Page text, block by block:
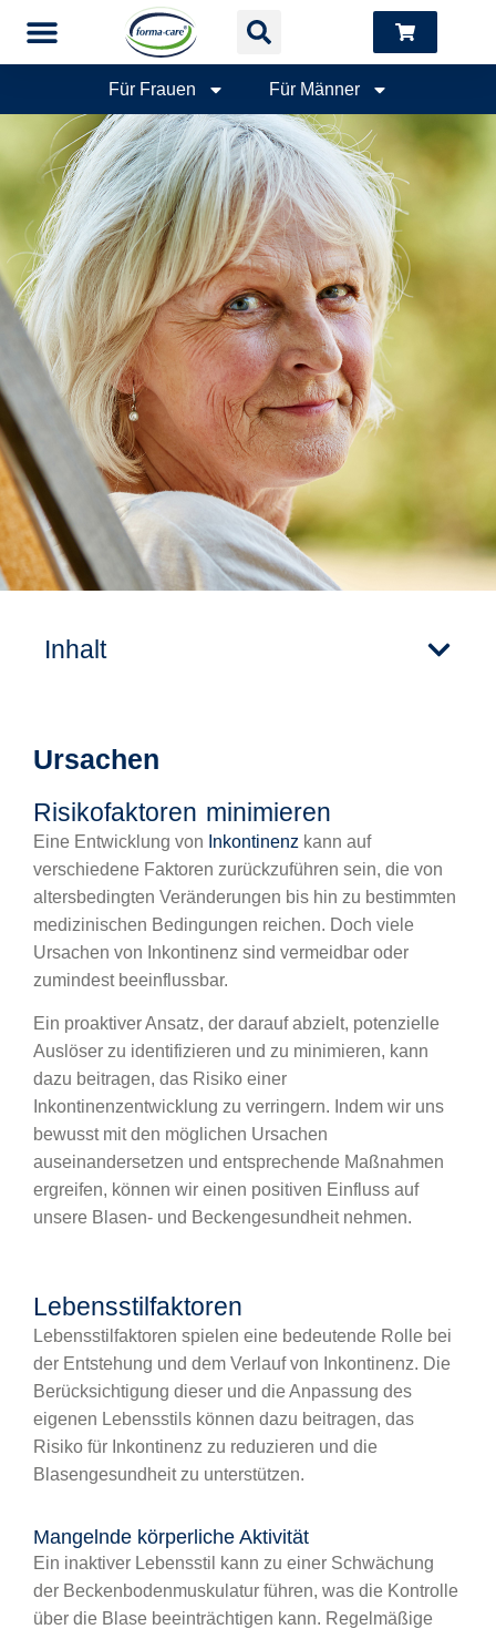
Für Frauen Für Männer
Inhalt
Ursachen
Risikofaktoren minimieren
Eine Entwicklung von Inkontinenz kann auf
verschiedene Faktoren zurückzuführen sein, die von
altersbedingten Veränderungen bis hin zu bestimmten
medizinischen Bedingungen reichen. Doch viele
Ursachen von Inkontinenz sind vermeidbar oder
zumindest beeinflussbar.
Ein proaktiver Ansatz, der darauf abzielt, potenzielle
Auslöser zu identifizieren und zu minimieren, kann
dazu beitragen, das Risiko einer
Inkontinenzentwicklung zu verringern. Indem wir uns
bewusst mit den möglichen Ursachen
auseinandersetzen und entsprechende Maßnahmen
ergreifen, können wir einen positiven Einfluss auf
unsere Blasen- und Beckengesundheit nehmen.
Lebensstilfaktoren
Lebensstilfaktoren spielen eine bedeutende Rolle bei
der Entstehung und dem Verlauf von Inkontinenz. Die
Berücksichtigung dieser und die Anpassung des
eigenen Lebensstils können dazu beitragen, das
Risiko für Inkontinenz zu reduzieren und die
Blasengesundheit zu unterstützen.
Mangelnde körperliche Aktivität
Ein inaktiver Lebensstil kann zu einer Schwächung
der Beckenbodenmuskulatur führen, was die Kontrolle
über die Blase beeinträchtigen kann. Regelmäßige